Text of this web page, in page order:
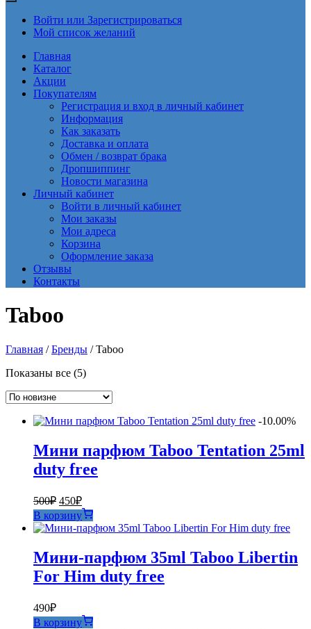
Войти или Зарегистрироваться
Мой список желаний
Главная
Каталог
Акции
Покупателям
Регистрация и вход в личный кабинет
Информация
Как заказать
Доставка и оплата
Обмен / возврат брака
Дропшиппинг
Новости магазина
Личный кабинет
Войти в личный кабинет
Мои заказы
Мои адреса
Корзина
Оформление заказа
Отзывы
Контакты
Taboo
Главная /Бренды / Taboo
Показаны все (5)Сортировка:
недавние
-10.00%
Мини парфюм Taboo Tentation 25ml
duty free
500₽ Первоначальная
цена
составляла
450₽Текущая
цена:
450₽.
В корзину
Мини-парфюм 35ml Taboo Libertin
For Him duty free
490₽
В корзину